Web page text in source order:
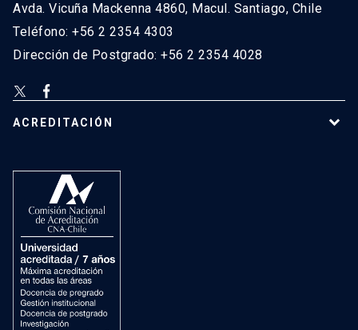
Avda. Vicuña Mackenna 4860, Macul. Santiago, Chile
Teléfono: +56 2 2354 4303
Dirección de Postgrado: +56 2 2354 4028
ACREDITACIÓN